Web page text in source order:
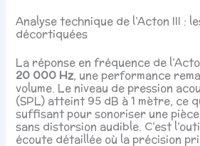
Analyse technique de l’Acton III :
décortiquées
La réponse en fréquence de
20 000 Hz, une performance
volume. Le niveau de pression
(SPL) atteint 95 dB à 1 mètre, ce
suffisant pour sonoriser une
sans distorsion audible. C’est
écoute détaillée où la précision